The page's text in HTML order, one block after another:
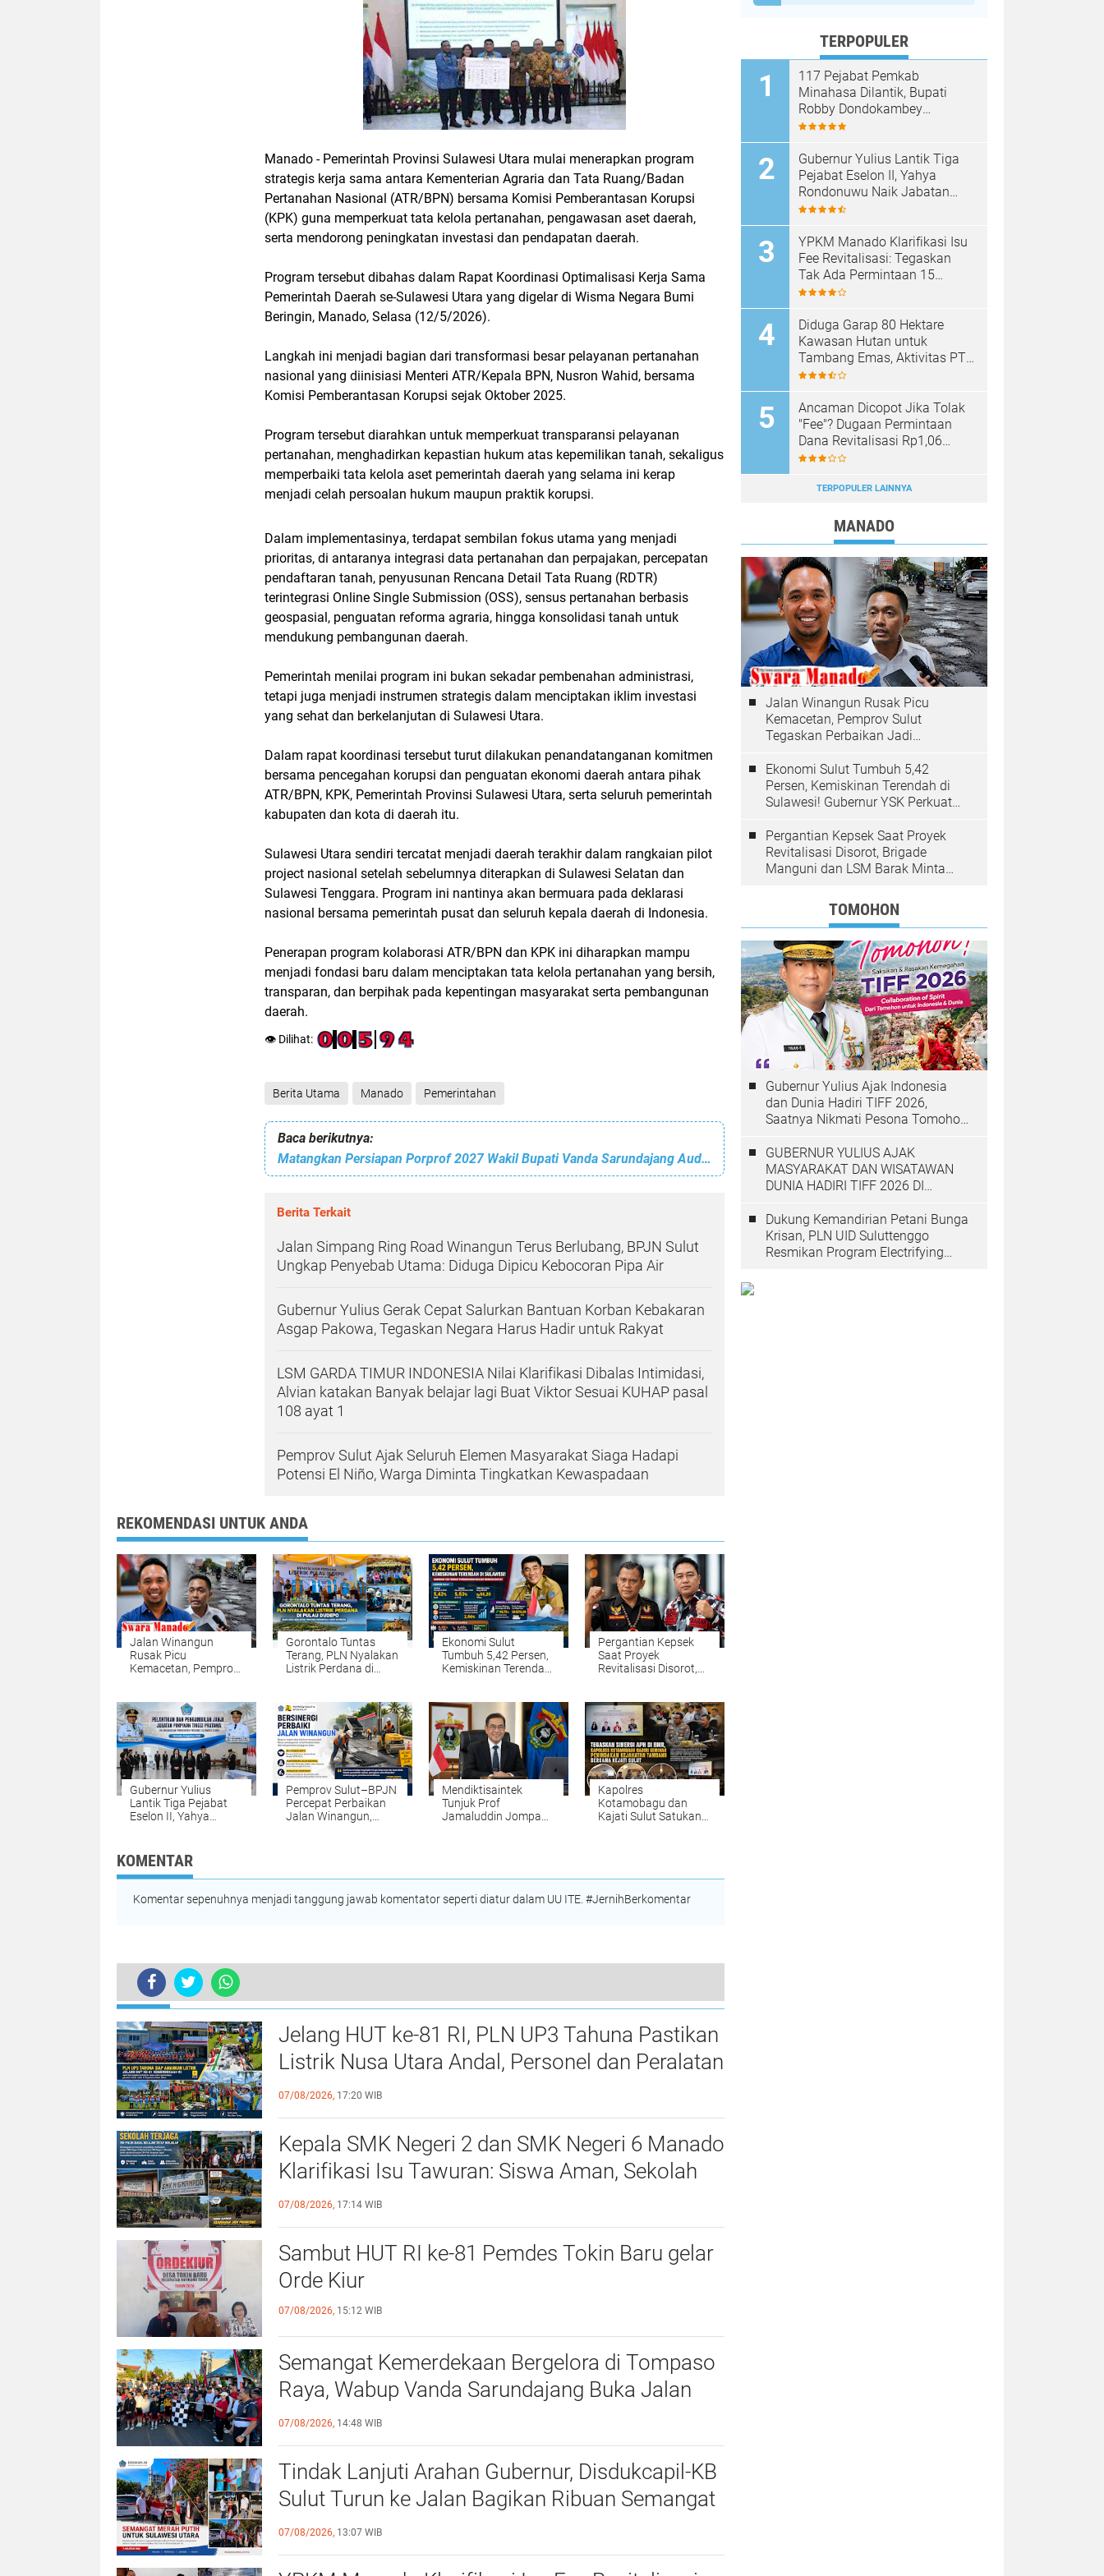
Manado - Pemerintah Provinsi Sulawesi Utara mulai menerapkan program
strategis kerja sama antara Kementerian Agraria dan Tata Ruang/Badan
Pertanahan Nasional (ATR/BPN) bersama Komisi Pemberantasan Korupsi
(KPK) guna memperkuat tata kelola pertanahan, pengawasan aset daerah,
serta mendorong peningkatan investasi dan pendapatan daerah.
Program tersebut dibahas dalam Rapat Koordinasi Optimalisasi Kerja Sama
Pemerintah Daerah se-Sulawesi Utara yang digelar di Wisma Negara Bumi
Beringin, Manado, Selasa (12/5/2026).
Langkah ini menjadi bagian dari transformasi besar pelayanan pertanahan
nasional yang diinisiasi Menteri ATR/Kepala BPN, Nusron Wahid, bersama
Komisi Pemberantasan Korupsi sejak Oktober 2025.
Program tersebut diarahkan untuk memperkuat transparansi pelayanan
pertanahan, menghadirkan kepastian hukum atas kepemilikan tanah, sekaligus
memperbaiki tata kelola aset pemerintah daerah yang selama ini kerap
menjadi celah persoalan hukum maupun praktik korupsi.
Dalam implementasinya, terdapat sembilan fokus utama yang menjadi
prioritas, di antaranya integrasi data pertanahan dan perpajakan, percepatan
pendaftaran tanah, penyusunan Rencana Detail Tata Ruang (RDTR)
terintegrasi Online Single Submission (OSS), sensus pertanahan berbasis
geospasial, penguatan reforma agraria, hingga konsolidasi tanah untuk
mendukung pembangunan daerah.
Pemerintah menilai program ini bukan sekadar pembenahan administrasi,
tetapi juga menjadi instrumen strategis dalam menciptakan iklim investasi
yang sehat dan berkelanjutan di Sulawesi Utara.
Dalam rapat koordinasi tersebut turut dilakukan penandatanganan komitmen
bersama pencegahan korupsi dan penguatan ekonomi daerah antara pihak
ATR/BPN, KPK, Pemerintah Provinsi Sulawesi Utara, serta seluruh pemerintah
kabupaten dan kota di daerah itu.
Sulawesi Utara sendiri tercatat menjadi daerah terakhir dalam rangkaian pilot
project nasional setelah sebelumnya diterapkan di Sulawesi Selatan dan
Sulawesi Tenggara. Program ini nantinya akan bermuara pada deklarasi
nasional bersama pemerintah pusat dan seluruh kepala daerah di Indonesia.
Penerapan program kolaborasi ATR/BPN dan KPK ini diharapkan mampu
menjadi fondasi baru dalam menciptakan tata kelola pertanahan yang bersih,
transparan, dan berpihak pada kepentingan masyarakat serta pembangunan
daerah.
👁️ Dilihat:
Berita Utama Manado Pemerintahan
Baca berikutnya:
Matangkan Persiapan Porprof 2027 Wakil Bupati Vanda Sarundajang Audensi Bersama Ketua KONI Minahasa
Berita Terkait
Jalan Simpang Ring Road Winangun Terus Berlubang, BPJN Sulut
Ungkap Penyebab Utama: Diduga Dipicu Kebocoran Pipa Air
Gubernur Yulius Gerak Cepat Salurkan Bantuan Korban Kebakaran
Asgap Pakowa, Tegaskan Negara Harus Hadir untuk Rakyat
LSM GARDA TIMUR INDONESIA Nilai Klarifikasi Dibalas Intimidasi,
Alvian katakan Banyak belajar lagi Buat Viktor Sesuai KUHAP pasal
108 ayat 1
Pemprov Sulut Ajak Seluruh Elemen Masyarakat Siaga Hadapi
Potensi El Niño, Warga Diminta Tingkatkan Kewaspadaan
REKOMENDASI UNTUK ANDA
Jalan Winangun
Rusak Picu
Kemacetan, Pemprov
Kewenangan BPJN
Gorontalo Tuntas
Terang, PLN Nyalakan
Listrik Perdana di
Provinsi Gorontalo
Capai 100 Persen
Ekonomi Sulut
Tumbuh 5,42 Persen,
Kemiskinan Terendah
Pembangunan
Inklusif Berbasis
Rakyat
Pergantian Kepsek
Saat Proyek
Revitalisasi Disorot,
Sinode GMIM Tunda
Kebijakan
Gubernur Yulius
Lantik Tiga Pejabat
Eselon II, Yahya
Pendidikan Sulut
Pemprov Sulut–BPJN
Percepat Perbaikan
Jalan Winangun,
Mendiktisaintek
Tunjuk Prof
Jamaluddin Jompa
Kapolres
Kotamobagu dan
Kajati Sulut Satukan
Kejahatan Ekologi
KOMENTAR
Komentar sepenuhnya menjadi tanggung jawab komentator seperti diatur dalam UU ITE. #JernihBerkomentar
Sulut Jadi Pilot Project Nasional! ATR/BPN dan KPK Perkuat Tata Kelola Tanah, Aset Daerah hingga Investasi
TERKINI
Jelang HUT ke-81 RI, PLN UP3 Tahuna Pastikan
Listrik Nusa Utara Andal, Personel dan Peralatan
Siaga 100 Persen
07/08/2026, 17:20 WIB
Kepala SMK Negeri 2 dan SMK Negeri 6 Manado
Klarifikasi Isu Tawuran: Siswa Aman, Sekolah
Dijaga TNI-Polri
07/08/2026, 17:14 WIB
Sambut HUT RI ke-81 Pemdes Tokin Baru gelar
Orde Kiur
07/08/2026, 15:12 WIB
Semangat Kemerdekaan Bergelora di Tompaso
Raya, Wabup Vanda Sarundajang Buka Jalan
Sehat dan Ajak Warga Perkuat Persatuan
07/08/2026, 14:48 WIB
Tindak Lanjuti Arahan Gubernur, Disdukcapil-KB
Sulut Turun ke Jalan Bagikan Ribuan Semangat
Merah Putih kepada Masyarakat
07/08/2026, 13:07 WIB
TERPOPULER
117 Pejabat Pemkab
Minahasa Dilantik, Bupati
Robby Dondokambey
Tekankan Integritas dan
Gubernur Yulius Lantik Tiga
Pejabat Eselon II, Yahya
Rondonuwu Naik Jabatan
Pimpin Dinas Pendidikan
YPKM Manado Klarifikasi Isu
Fee Revitalisasi: Tegaskan
Tak Ada Permintaan 15
Persen, Pergantian Kepsek
Diduga Garap 80 Hektare
Kawasan Hutan untuk
Tambang Emas, Aktivitas PT
Sinar Mobagu Group Diselidiki
Ancaman Dicopot Jika Tolak
"Fee"? Dugaan Permintaan
Dana Revitalisasi Rp1,06
Miliar di SMK YPKM Manado
Tipikor
TERPOPULER LAINNYA
MANADO
Jalan Winangun Rusak Picu
Kemacetan, Pemprov Sulut
Tegaskan Perbaikan Jadi
Ekonomi Sulut Tumbuh 5,42
Persen, Kemiskinan Terendah di
Sulawesi! Gubernur YSK Perkuat
Rakyat
Pergantian Kepsek Saat Proyek
Revitalisasi Disorot, Brigade
Manguni dan LSM Barak Minta
TOMOHON
Gubernur Yulius Ajak Indonesia
dan Dunia Hadiri TIFF 2026,
Saatnya Nikmati Pesona Tomohon
GUBERNUR YULIUS AJAK
MASYARAKAT DAN WISATAWAN
DUNIA HADIRI TIFF 2026 DI
Dukung Kemandirian Petani Bunga
Krisan, PLN UID Suluttenggo
Resmikan Program Electrifying